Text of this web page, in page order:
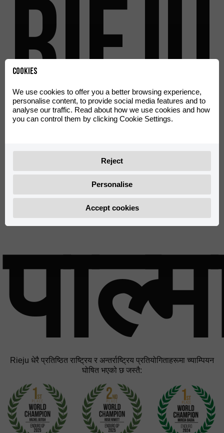
Rieju
को
Rieju धेरै प्रतिष्ठित राष्ट्रिय र अन्तर्राष्ट्रिय प्रतियोगिताहरूमा च्याम्पियन
घोषित भएको छ जस्तै:
Cookies
We use cookies to offer you a better browsing experience,
personalise content, to provide social media features and to
analyse our traffic. Read about how we use cookies and how
you can control them by clicking Cookie Settings.
Reject
Personalise
Accept cookies